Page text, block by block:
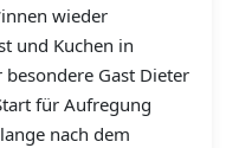
wieder
und Kuchen in
Gast Dieter
für Aufregung
nach dem